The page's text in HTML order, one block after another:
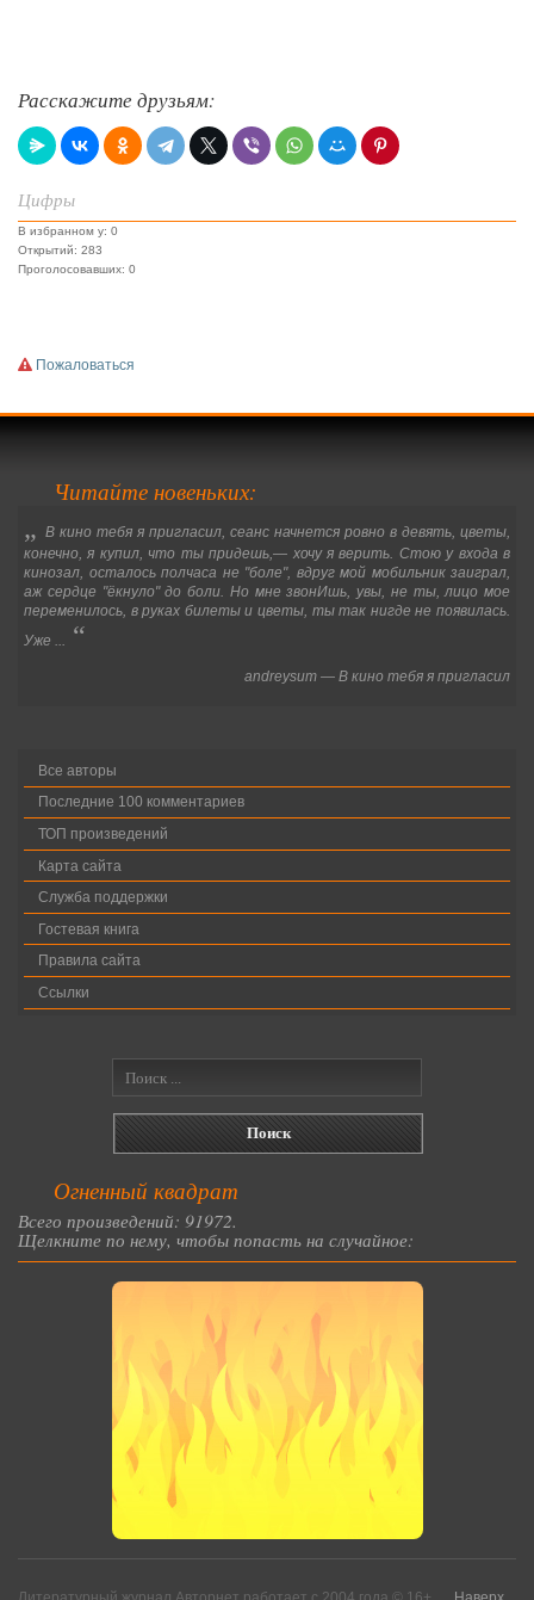
Расскажите друзьям:
Цифры
В избранном у: 0
Открытий: 283
Проголосовавших: 0
Пожаловаться
Читайте новеньких:
„
В кино тебя я пригласил, сеанс начнется ровно в девять, цветы,
конечно, я купил, что ты придешь,— хочу я верить. Стою у входа в
кинозал, осталось полчаса не "боле", вдруг мой мобильник заиграл,
аж сердце "ёкнуло" до боли. Но мне звонИшь, увы, не ты, лицо мое
переменилось, в руках билеты и цветы, ты так нигде не появилась.
Уже ... “
andreysum — В кино тебя я пригласил
Все авторы
Последние 100 комментариев
ТОП произведений
Карта сайта
Служба поддержки
Гостевая книга
Правила сайта
Ссылки
Огненный квадрат
Всего произведений: 91972.
Щелкните по нему, чтобы попасть на случайное: